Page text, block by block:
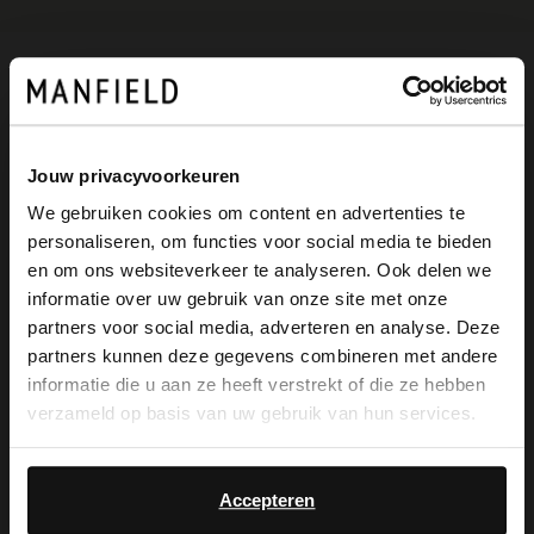
Jouw privacyvoorkeuren
We gebruiken cookies om content en advertenties te
personaliseren, om functies voor social media te bieden
en om ons websiteverkeer te analyseren. Ook delen we
informatie over uw gebruik van onze site met onze
partners voor social media, adverteren en analyse. Deze
partners kunnen deze gegevens combineren met andere
informatie die u aan ze heeft verstrekt of die ze hebben
verzameld op basis van uw gebruik van hun services.
Accepteren
Omschrijving
Beige suède loafers van het merk No
Stress met een platte hak van 2,5 cm. We
adviseren als verzorging en bescherming
de suède/nubuck spray in transparant.
Alles over dit product
×
View this website in English?
It looks like your language isn't Dutch. Would
you like to switch to English?
English